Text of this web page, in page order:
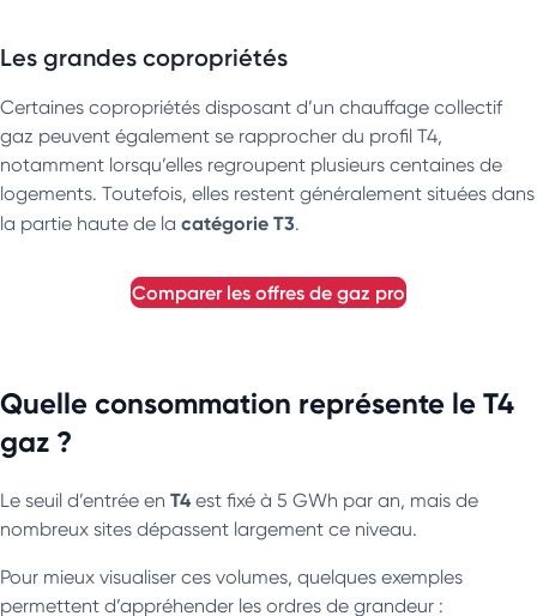
Les grandes copropriétés
Certaines copropriétés disposant d’un chauffage collectif
gaz peuvent également se rapprocher du profil T4,
notamment lorsqu’elles regroupent plusieurs centaines de
logements. Toutefois, elles restent généralement situées dans
la partie haute de la catégorie T3.
comparer les offres de gaz pro
Quelle consommation représente le T4
gaz ?
Le seuil d’entrée en T4 est fixé à 5 GWh par an, mais de
nombreux sites dépassent largement ce niveau.
Pour mieux visualiser ces volumes, quelques exemples
permettent d’appréhender les ordres de grandeur :